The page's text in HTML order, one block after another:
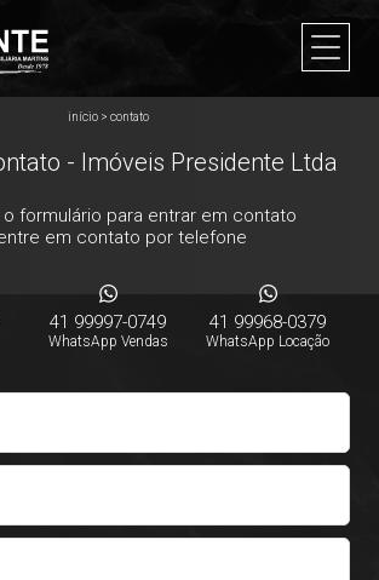
início> contato
- Imóveis Presidente Ltda
o formulário para entrar em contato
em contato por telefone
41 99997-0749
WhatsApp Vendas
41 99968-0379
WhatsApp Locação